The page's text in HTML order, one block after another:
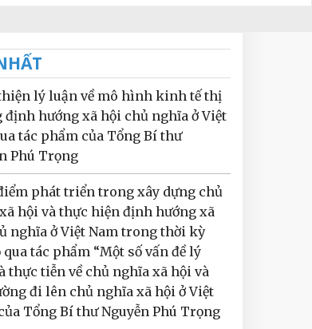
lý luận về mô hình kinh tế thị
định hướng xã hội chủ nghĩa ở Việt
tác phẩm của Tổng Bí thư
Phú Trọng
phát triển trong xây dựng chủ
hội và thực hiện định hướng xã
nghĩa ở Việt Nam trong thời kỳ
qua tác phẩm “Một số vấn đề lý
thực tiễn về chủ nghĩa xã hội và
đi lên chủ nghĩa xã hội ở Việt
Tổng Bí thư Nguyễn Phú Trọng